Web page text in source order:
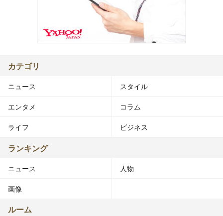
カテゴリ
ニュース スタイル
エンタメ コラム
ライフ ビジネス
ランキング
ニュース 人物
画像
ルーム